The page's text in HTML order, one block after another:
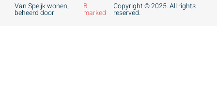
Van Speijk wonen,
beheerd door
B
marked
Copyright © 2025. All rights
reserved.